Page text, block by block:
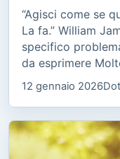
“Agisci come se
La fa.” William
specifico
da esprimere
12 gennaio 2026